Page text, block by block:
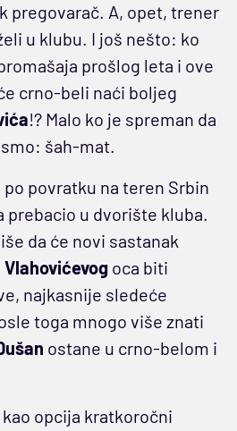
pregovarač. A, opet, trener
u klubu. I još nešto: ko
prošlog leta i ove
crno-beli naći boljeg
!? Malo ko je spreman da
šah-mat.
povratku na teren Srbin
prebacio u dvorište kluba.
da će novi sastanak
Vlahovićevog oca biti
najkasnije sledeće
toga mnogo više znati
ostane u crno-belom i
opcija kratkoročni